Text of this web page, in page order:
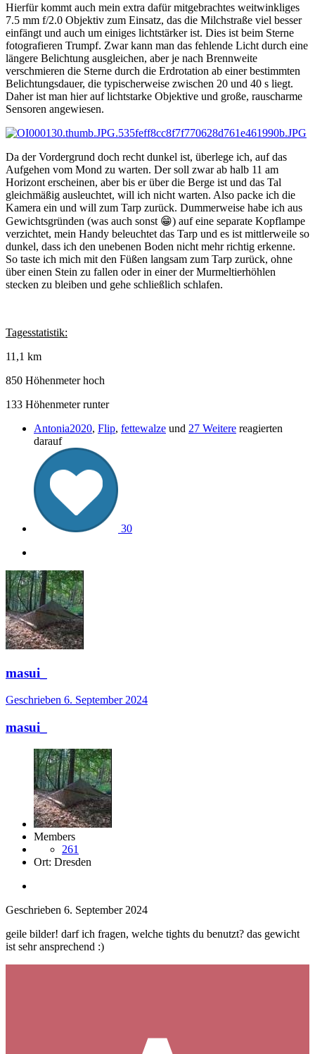
Hierfür kommt auch mein extra dafür mitgebrachtes weitwinkliges
7.5 mm f/2.0 Objektiv zum Einsatz, das die Milchstraße viel besser
einfängt und auch um einiges lichtstärker ist. Dies ist beim Sterne
fotografieren Trumpf. Zwar kann man das fehlende Licht durch eine
längere Belichtung ausgleichen, aber je nach Brennweite
verschmieren die Sterne durch die Erdrotation ab einer bestimmten
Belichtungsdauer, die typischerweise zwischen 20 und 40 s liegt.
Daher ist man hier auf lichtstarke Objektive und große, rauscharme
Sensoren angewiesen.
Da der Vordergrund doch recht dunkel ist, überlege ich, auf das
Aufgehen vom Mond zu warten. Der soll zwar ab halb 11 am
Horizont erscheinen, aber bis er über die Berge ist und das Tal
gleichmäßig ausleuchtet, will ich nicht warten. Also packe ich die
Kamera ein und will zum Tarp zurück. Dummerweise habe ich aus
Gewichtsgründen (was auch sonst 😁) auf eine separate Kopflampe
verzichtet, mein Handy beleuchtet das Tarp und es ist mittlerweile so
dunkel, dass ich den unebenen Boden nicht mehr richtig erkenne.
So taste ich mich mit den Füßen langsam zum Tarp zurück, ohne
über einen Stein zu fallen oder in einer der Murmeltierhöhlen
stecken zu bleiben und gehe schließlich schlafen.
Tagesstatistik:
11,1 km
850 Höhenmeter hoch
133 Höhenmeter runter
Antonia2020, Flip, fettewalze und 27 Weitere reagierten
darauf
30
masui_
Geschrieben 6. September 2024
masui_
Members
261
Ort: Dresden
Geschrieben 6. September 2024
geile bilder! darf ich fragen, welche tights du benutzt? das gewicht
ist sehr ansprechend :)